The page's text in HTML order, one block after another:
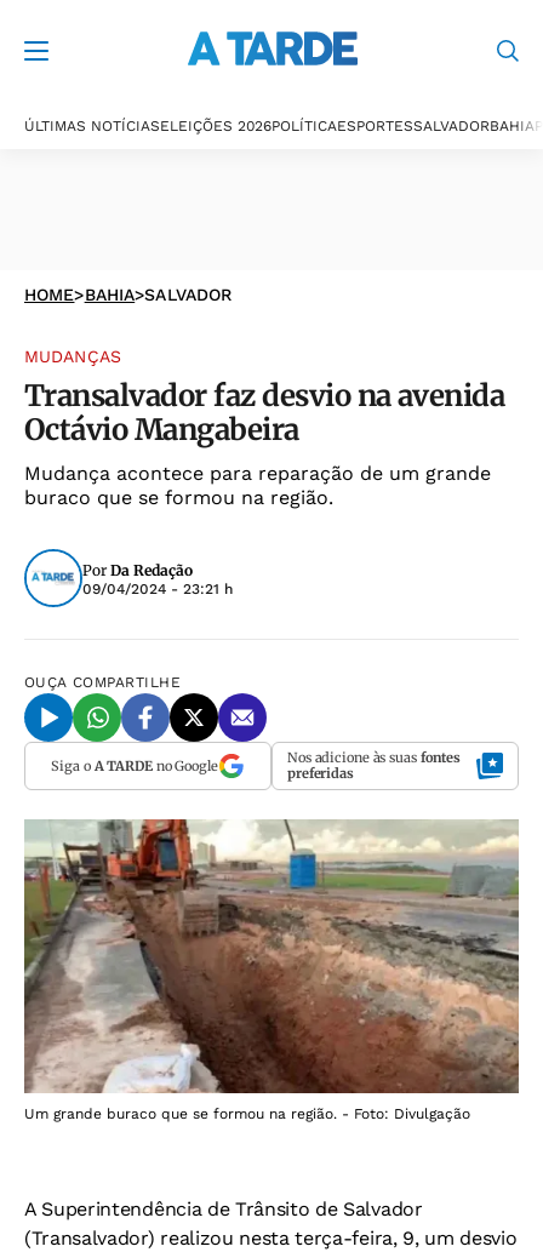
ÚLTIMAS NOTÍCIASELEIÇÕES 2026POLÍTICAESPORTESSALVADORBAHIA
HOME>BAHIA>SALVADOR
MUDANÇAS
Transalvador faz desvio na avenida
Octávio Mangabeira
Mudança acontece para reparação de um grande
buraco que se formou na região.
Por Da Redação
09/04/2024 - 23:21 h
OUÇA COMPARTILHE
Siga o A TARDEno Google Nos adicione às suas fontes
preferidas
Um grande buraco que se formou na região. - Foto: Divulgação
A Superintendência de Trânsito de Salvador
(Transalvador) realizou nesta terça-feira, 9, um desvio